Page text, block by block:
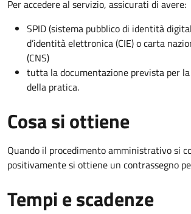
Per accedere al servizio, assicurati di avere:
SPID (sistema pubblico di identità
d’identità elettronica (CIE) o carta
(CNS)
tutta la documentazione prevista per
della pratica.
Cosa si ottiene
Quando il procedimento amministrativo si
positivamente si ottiene un contrassegno
Tempi e scadenze